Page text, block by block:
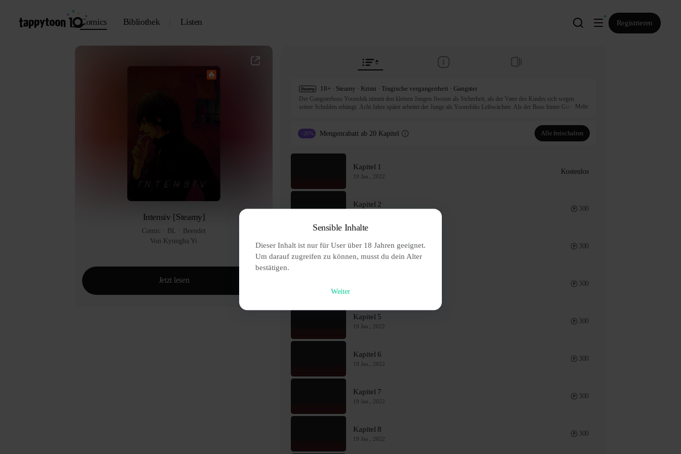
Comics Bibliothek Listen Registrieren
18+ · Steamy · Krimi · Tragische vergangenheit · Gangster
Der Gangsterboss Yoonshik nimmt den kleinen Jungen Jiwoon als Sicherheit, als der Vater des Kindes sich wegen
seiner Schulden erhängt. Acht Jahre später arbeitet der Junge als Yoonshiks Leibwächter. Als der Boss hinter Gitter
Die Serie Intense wurde ursprünglich als Donginji (Doujinshi) in Korea veröffentlicht
ⓒ Kyungha Yi / NETCOMICS
All rights reserved. Published by Tappytoon under license from partners.
Mehr
-20% Mengenrabatt ab 20 Kapitel Alle freischalten
Kapitel 1
19 Jan., 2022
Kostenlos
Kapitel 2
300
Kapitel 3
300
300
Kapitel 5
19 Jan., 2022
300
Kapitel 6
19 Jan., 2022
300
Kapitel 7
19 Jan., 2022
300
Kapitel 8
19 Jan., 2022
300
Intensiv [Steamy]
Comic · BL · Beendet
Von Kyungha Yi
Jetzt lesen
Sensible Inhalte
Dieser Inhalt ist nur für User über 18 Jahren geeignet.
Um darauf zugreifen zu können, musst du dein Alter
bestätigen.
Weiter